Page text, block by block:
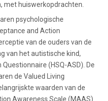
met huiswerkopdrachten.
psychologische
and Action
van de ouders van de
van het autistische kind,
(HSQ-ASD). De
de Valued Living
waarden van de
Awareness Scale (MAAS)